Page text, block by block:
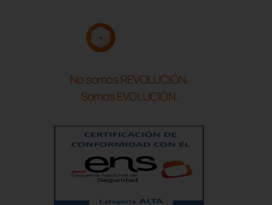
No somos REVOLUCIÓN.
Somos EVOLUCIÓN.